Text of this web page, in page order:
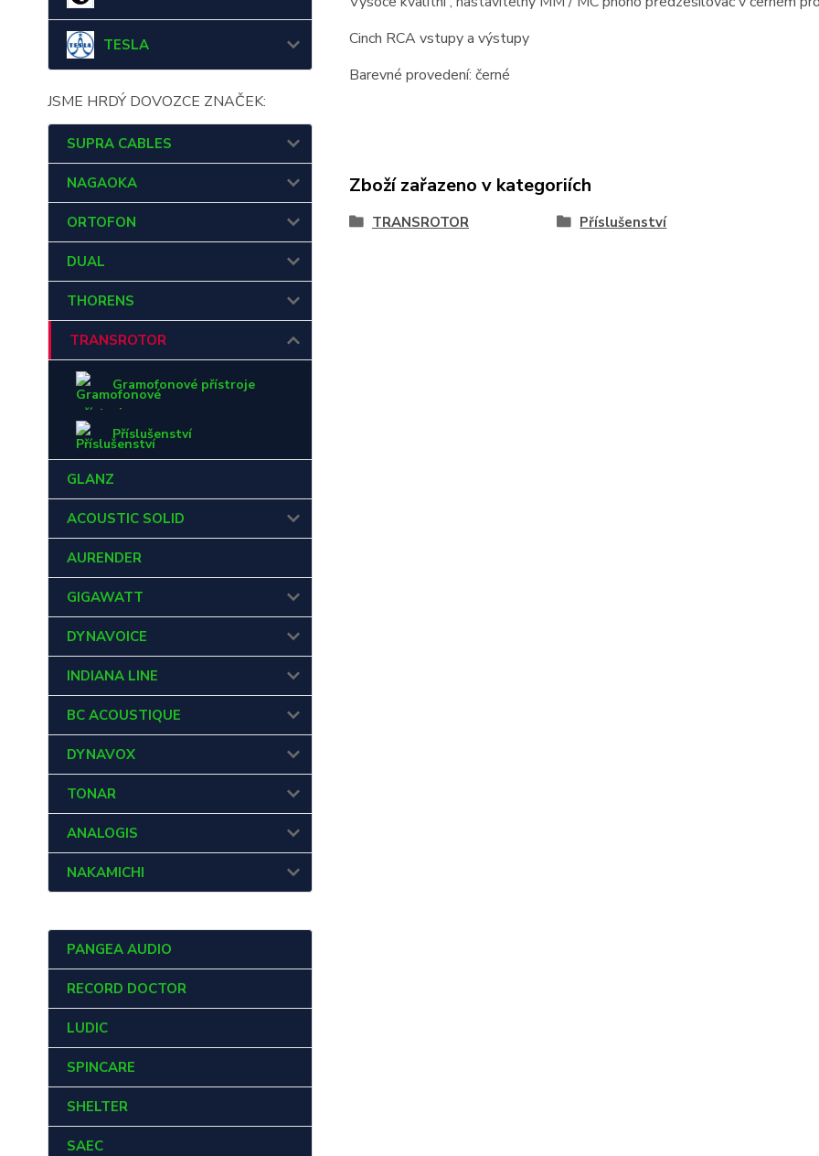
TESLA
JSME HRDÝ DOVOZCE ZNAČEK:
SUPRA CABLES
NAGAOKA
ORTOFON
DUAL
THORENS
TRANSROTOR
Gramofonové přístroje
Příslušenství
GLANZ
ACOUSTIC SOLID
AURENDER
GIGAWATT
DYNAVOICE
INDIANA LINE
BC ACOUSTIQUE
DYNAVOX
TONAR
ANALOGIS
NAKAMICHI
PANGEA AUDIO
RECORD DOCTOR
LUDIC
SPINCARE
SHELTER
SAEC
Cinch RCA vstupy a výstupy
Barevné provedení: černé
Zboží zařazeno v kategoriích
TRANSROTOR Příslušenství